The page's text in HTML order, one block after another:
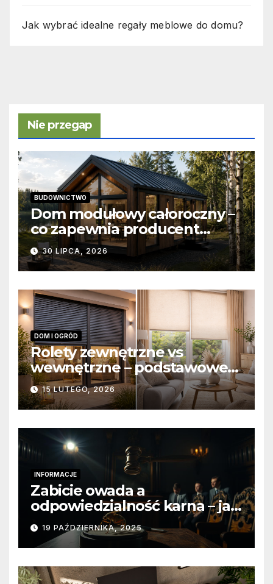
Jak wybrać idealne regały meblowe do domu?
Nie przegap
BUDOWNICTWO
Dom modułowy całoroczny –
co zapewnia producent
domów modułowych?
30 LIPCA, 2026
DOM I OGRÓD
Rolety zewnętrzne vs
wewnętrzne – podstawowe
różnice konstrukcyjne i
funkcjonalne
15 LUTEGO, 2026
INFORMACJE
Zabicie owada a
odpowiedzialność karna – jak
wygląda to w praktyce?
19 PAŹDZIERNIKA, 2025